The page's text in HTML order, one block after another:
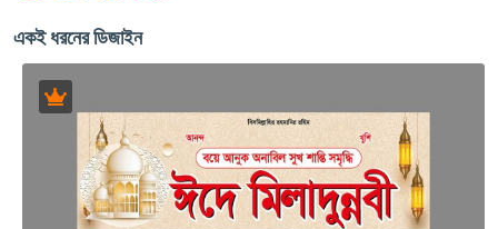
একই ধরনের ডিজাইন